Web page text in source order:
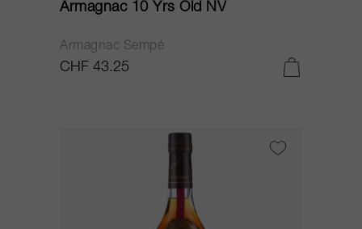
Armagnac 10 Yrs Old NV
Armagnac Sempé
CHF 43.25